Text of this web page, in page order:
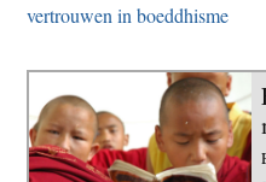
vertrouwen in boeddhisme